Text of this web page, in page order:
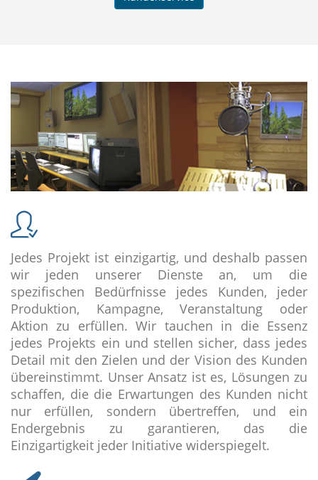
Jedes Projekt ist einzigartig, und deshalb passen
wir jeden unserer Dienste an, um die
spezifischen Bedürfnisse jedes Kunden, jeder
Produktion, Kampagne, Veranstaltung oder
Aktion zu erfüllen. Wir tauchen in die Essenz
jedes Projekts ein und stellen sicher, dass jedes
Detail mit den Zielen und der Vision des Kunden
übereinstimmt. Unser Ansatz ist es, Lösungen zu
schaffen, die die Erwartungen des Kunden nicht
nur erfüllen, sondern übertreffen, und ein
Endergebnis zu garantieren, das die
Einzigartigkeit jeder Initiative widerspiegelt.